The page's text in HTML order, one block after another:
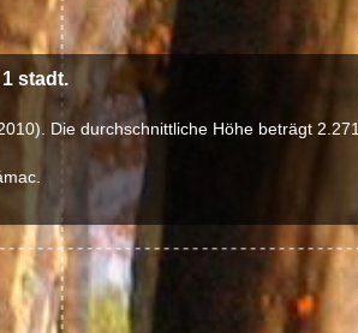
stadt.
Die durchschnittliche Höhe beträgt 2.271